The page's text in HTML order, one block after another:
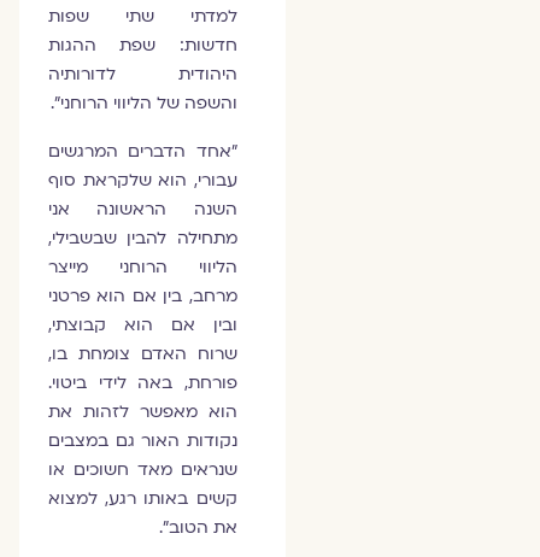
למדתי שתי שפות
חדשות: שפת ההגות
היהודית לדורותיה
והשפה של הליווי הרוחני".
"אחד הדברים המרגשים
עבורי, הוא שלקראת סוף
השנה הראשונה אני
מתחילה להבין שבשבילי,
הליווי הרוחני מייצר
מרחב, בין אם הוא פרטני
ובין אם הוא קבוצתי,
שרוח האדם צומחת בו,
פורחת, באה לידי ביטוי.
הוא מאפשר לזהות את
נקודות האור גם במצבים
שנראים מאד חשוכים או
קשים באותו רגע, למצוא
את הטוב".